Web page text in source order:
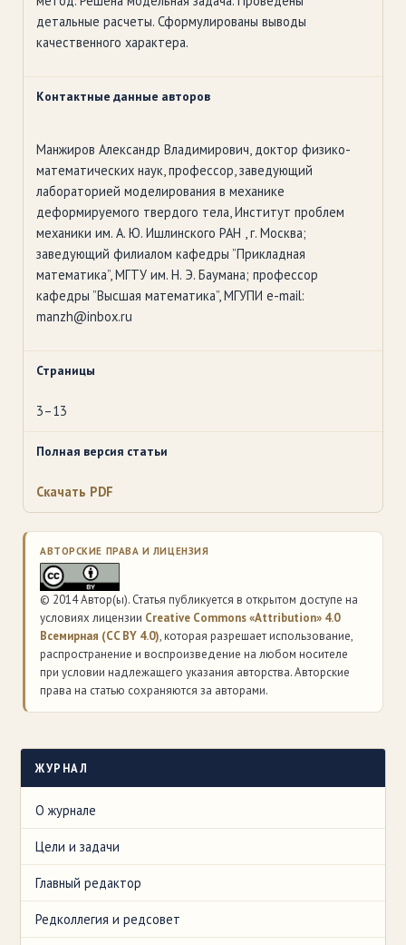
детальные расчеты. Сформулированы выводы
качественного характера.
Контактные данные авторов
Манжиров Александр Владимирович, доктор физико-
математических наук, профессор, заведующий
лабораторией моделирования в механике
деформируемого твердого тела, Институт проблем
механики им. А. Ю. Ишлинского РАН , г. Москва;
заведующий филиалом кафедры ”Прикладная
математика”, МГТУ им. Н. Э. Баумана; профессор
кафедры ”Высшая математика”, МГУПИ e-mail:
manzh@inbox.ru
Страницы
3–13
Полная версия статьи
Скачать PDF
АВТОРСКИЕ ПРАВА И ЛИЦЕНЗИЯ
© 2014 Автор(ы). Статья публикуется в открытом доступе на
условиях лицензии Creative Commons «Attribution» 4.0
Всемирная (CC BY 4.0), которая разрешает использование,
распространение и воспроизведение на любом носителе
при условии надлежащего указания авторства. Авторские
права на статью сохраняются за авторами.
ЖУРНАЛ
О журнале
Цели и задачи
Главный редактор
Редколлегия и редсовет